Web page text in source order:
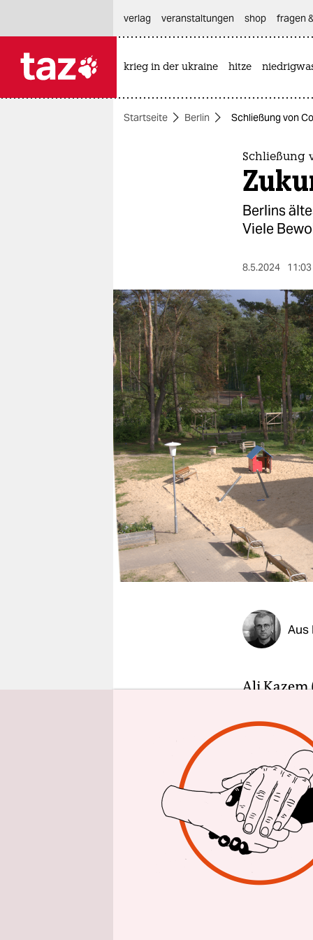
themen
berlin
nord
wahrheit
verlag
verlag
veranstaltungen
shop
fragen & hilfe
unterstützen
abo
verlag
veranstaltungen shop fragen
krieg in der ukraine hitze
Startseite Berlin Schließung von
Schließung
Berlins
Viele
8.5.2024
Aus
Ali Kazem
auf
dritten
Tochter
prüfend
„Wenn
Die
die
Berlin –
Eröffnet
für